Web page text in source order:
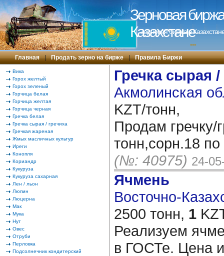
Зерновая
Казахстане
Зерновая биржа в
---
Главная | Продать зерно на бирже | Правила Биржи
Вика
Горох желтый
Горох зеленый
Горчица белая
Горчица желтая
Горчица черная
Гречка белая
Гречка сырая / гречиха
Гречкая жареная
Жмых масличных культур
Иреги
Конопля
Кориандр
Кукуруза
Кукуруза сахарная
Лен / льон
Люпин
Люцерна
Мак
Мука
Нут
Овес
Отруби
Перловка
Подсолнечник кондитерский
Гречка сырая /
Акмолинская
KZT/тонн,
Продам гречку/
тонн,сорн.18 по
(№: 40975) 24-
Ячмень
Восточно-
2500 тонн, 1
Реализуем
в ГОСТе. Цена